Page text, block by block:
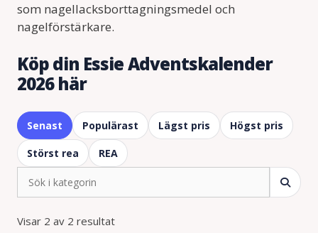
som nagellacksborttagningsmedel och
nagelförstärkare.
Köp din Essie Adventskalender
2026 här
Senast Populärast Lägst pris Högst pris
Störst rea REA
Visar 2 av 2 resultat